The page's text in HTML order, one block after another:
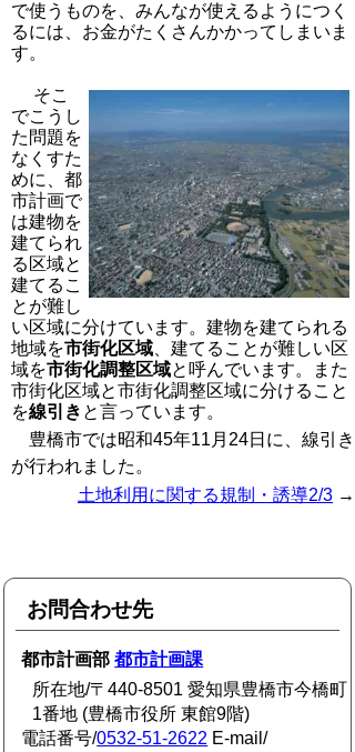
で使うものを、みんなが使えるようにつく
るには、お金がたくさんかかってしまいま
す。
そこ
でこうし
た問題を
なくすた
めに、都
市計画で
は建物を
建てられ
る区域と
建てるこ
とが難し
い区域に分けています。建物を建てられる
地域を市街化区域 、建てることが難しい区
域を市街化調整区域と呼んでいます。また
市街化区域と市街化調整区域に分けること
を線引き と言っています。
豊橋市では昭和45年11月24日に、線引き
が行われました。
土地利用に関する規制・誘導2/3 →
お問合わせ先
都市計画部都市計画課
所在地/〒440-8501 愛知県豊橋市今橋町
1番地 (豊橋市役所 東館9階)
電話番号/0532-51-2622 E-mail/